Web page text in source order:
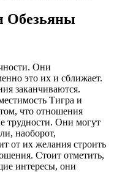
Обезьяны
Они
это их и сближает.
заканчиваются.
Тигра и
что отношения
трудности. Они могут
наоборот,
от их желания строить
Стоит отметить,
интересы, они